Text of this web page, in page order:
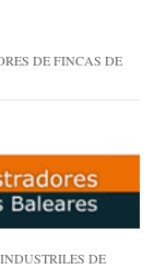
DE FINCAS DE
DE